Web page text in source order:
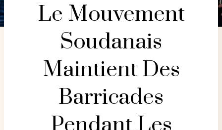
Le Mouvement
Soudanais
Maintient Des
Barricades